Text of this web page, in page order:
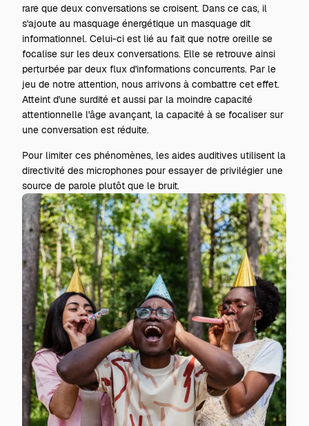
rare que deux conversations se croisent. Dans ce cas, il
s'ajoute au masquage énergétique un masquage dit
informationnel. Celui-ci est lié au fait que notre oreille se
focalise sur les deux conversations. Elle se retrouve ainsi
perturbée par deux flux d'informations concurrents. Par le
jeu de notre attention, nous arrivons à combattre cet effet.
Atteint d'une surdité et aussi par la moindre capacité
attentionnelle l'âge avançant, la capacité à se focaliser sur
une conversation est réduite.
Pour limiter ces phénomènes, les aides auditives utilisent la
directivité des microphones pour essayer de privilégier une
source de parole plutôt que le bruit.